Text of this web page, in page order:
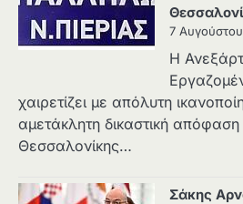
7
Η
χαιρετίζει με απόλυτη
αμετάκλητη δικαστική
Θεσσαλονίκης…
Σάκης